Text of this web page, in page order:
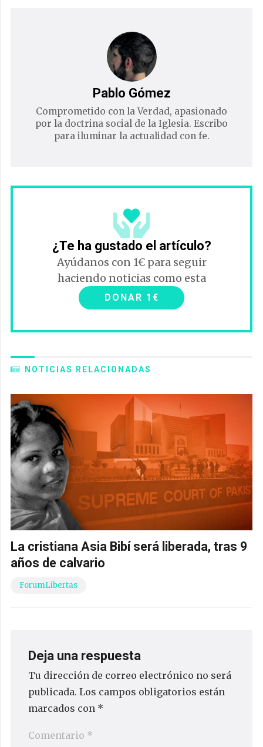
Pablo Gómez
Comprometido con la Verdad, apasionado
por la doctrina social de la Iglesia. Escribo
para iluminar la actualidad con fe.
¿Te ha gustado el artículo?
Ayúdanos con 1€ para seguir
haciendo noticias como esta
DONAR 1€
NOTICIAS RELACIONADAS
La cristiana Asia Bibí será liberada, tras 9
años de calvario
ForumLibertas
Deja una respuesta
Tu dirección de correo electrónico no será
publicada. Los campos obligatorios están
marcados con *